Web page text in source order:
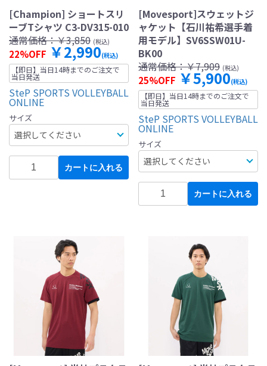
[Champion] ショートスリ
ーブTシャツ C3-DV315-010
通常価格：￥3,850 (税込)
22%OFF ￥2,990(税込)
【即日】当日14時までのご注文で
当日発送
SteP SPORTS VOLLEYBALL
ONLINE
サイズ
カートに入れる
[Movesport]スウェットジ
ャケット【石川祐希選手着
用モデル】SV6SSW01U-
BK00
通常価格：￥7,909 (税込)
25%OFF ￥5,900(税込)
【即日】当日14時までのご注文で
当日発送
SteP SPORTS VOLLEYBALL
ONLINE
サイズ
カートに入れる